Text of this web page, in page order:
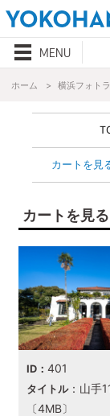
MENU
ホーム 横浜フォト
カートを見
カートを見
ID：401
タイトル：山手
〔4MB〕